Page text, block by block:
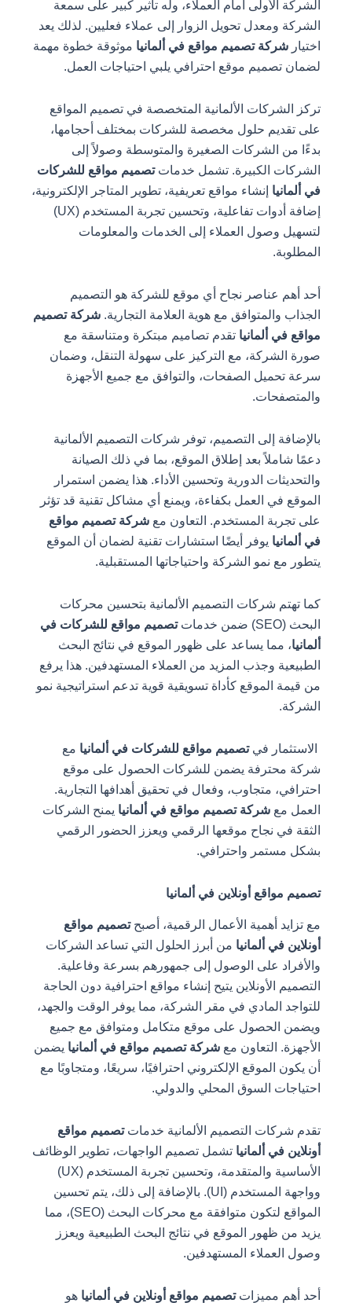
الشركة الأولى أمام العملاء، وله تأثير كبير على سمعة
الشركة ومعدل تحويل الزوار إلى عملاء فعليين. لذلك يعد
اختيارشركة تصميم مواقع في ألمانياموثوقة خطوة مهمة
لضمان تصميم موقع احترافي يلبي احتياجات العمل.
تركز الشركات الألمانية المتخصصة في تصميم المواقع
على تقديم حلول مخصصة للشركات بمختلف أحجامها،
بدءًا من الشركات الصغيرة والمتوسطة وصولاً إلى
الشركات الكبيرة. تشمل خدماتتصميم مواقع للشركات
في ألمانياإنشاء مواقع تعريفية، تطوير المتاجر الإلكترونية،
إضافة أدوات تفاعلية، وتحسين تجربة المستخدم (UX)
لتسهيل وصول العملاء إلى الخدمات والمعلومات
المطلوبة.
أحد أهم عناصر نجاح أي موقع للشركة هو التصميم
الجذاب والمتوافق مع هوية العلامة التجارية.شركة تصميم
مواقع في ألمانياتقدم تصاميم مبتكرة ومتناسقة مع
صورة الشركة، مع التركيز على سهولة التنقل، وضمان
سرعة تحميل الصفحات، والتوافق مع جميع الأجهزة
والمتصفحات.
بالإضافة إلى التصميم، توفر شركات التصميم الألمانية
دعمًا شاملاً بعد إطلاق الموقع، بما في ذلك الصيانة
والتحديثات الدورية وتحسين الأداء. هذا يضمن استمرار
الموقع في العمل بكفاءة، ويمنع أي مشاكل تقنية قد تؤثر
على تجربة المستخدم. التعاون معشركة تصميم مواقع
في ألمانيايوفر أيضًا استشارات تقنية لضمان أن الموقع
يتطور مع نمو الشركة واحتياجاتها المستقبلية.
كما تهتم شركات التصميم الألمانية بتحسين محركات
البحث (SEO) ضمن خدمات
تصميم مواقع للشركات في
ألمانيا، مما يساعد على ظهور الموقع في نتائج البحث
الطبيعية وجذب المزيد من العملاء المستهدفين. هذا يرفع
من قيمة الموقع كأداة تسويقية قوية تدعم استراتيجية نمو
الشركة.
الاستثمار في تصميم مواقع للشركات في ألمانيامع
شركة محترفة يضمن للشركات الحصول على موقع
احترافي، متجاوب، وفعال في تحقيق أهدافها التجارية.
العمل معشركة تصميم مواقع في ألمانيايمنح الشركات
الثقة في نجاح موقعها الرقمي ويعزز الحضور الرقمي
بشكل مستمر واحترافي.
تصميم مواقع أونلاين في ألمانيا
مع تزايد أهمية الأعمال الرقمية، أصبحتصميم مواقع
أونلاين في ألمانيامن أبرز الحلول التي تساعد الشركات
والأفراد على الوصول إلى جمهورهم بسرعة وفاعلية.
التصميم الأونلاين يتيح إنشاء مواقع احترافية دون الحاجة
للتواجد المادي في مقر الشركة، مما يوفر الوقت والجهد،
ويضمن الحصول على موقع متكامل ومتوافق مع جميع
الأجهزة. التعاون معشركة تصميم مواقع في ألمانيايضمن
أن يكون الموقع الإلكتروني احترافيًا، سريعًا، ومتجاوبًا مع
احتياجات السوق المحلي والدولي.
تقدم شركات التصميم الألمانية خدماتتصميم مواقع
أونلاين في ألمانياتشمل تصميم الواجهات، تطوير الوظائف
الأساسية والمتقدمة، وتحسين تجربة المستخدم (UX)
وواجهة المستخدم (UI). بالإضافة إلى ذلك، يتم تحسين
المواقع لتكون متوافقة مع محركات البحث (SEO)، مما
يزيد من ظهور الموقع في نتائج البحث الطبيعية ويعزز
وصول العملاء المستهدفين.
أحد أهم مميزاتتصميم مواقع أونلاين في ألمانياهو